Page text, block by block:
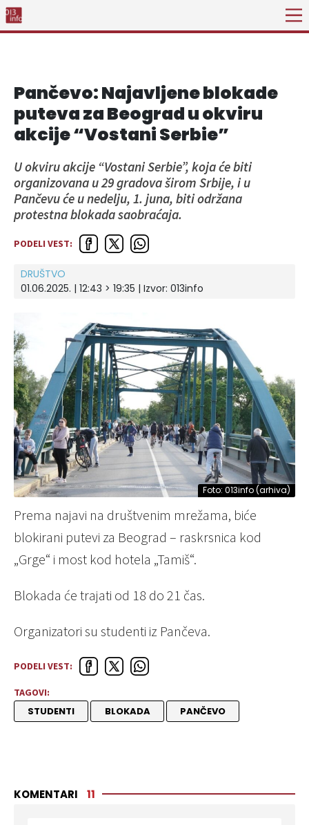
Pančevo: Najavljene blokade
puteva za Beograd u okviru
akcije “Vostani Serbie”
U okviru akcije “Vostani Serbie”, koja će biti
organizovana u 29 gradova širom Srbije, i u
Pančevu će u nedelju, 1. juna, biti održana
protestna blokada saobraćaja.
PODELI VEST:
DRUŠTVO
01.06.2025. | 12:43 > 19:35 | Izvor: 013info
Foto: 013info (arhiva)
Prema najavi na društvenim mrežama, biće
blokirani putevi za Beograd – raskrsnica kod
„Grge“ i most kod hotela „Tamiš“.
Blokada će trajati od 18 do 21 čas.
Organizatori su studenti iz Pančeva.
PODELI VEST:
TAGOVI:
STUDENTI BLOKADA PANČEVO
KOMENTARI 11